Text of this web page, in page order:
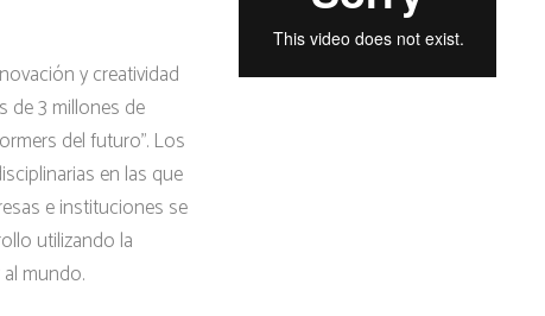
y creatividad
de 3 millones de
del futuro”. Los
en las que
e instituciones se
utilizando la
mundo.